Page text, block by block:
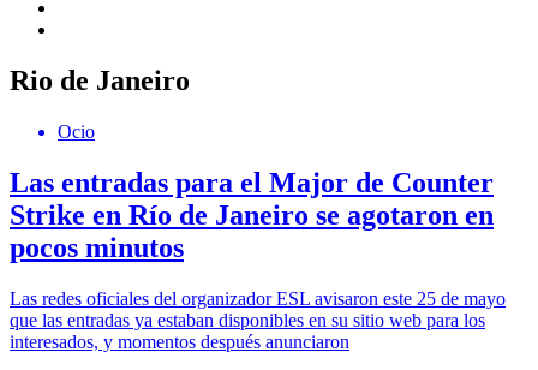
Rio de Janeiro
Ocio
Las entradas para el Major de Counter
Strike en Río de Janeiro se agotaron en
pocos minutos
Las redes oficiales del organizador ESL avisaron este 25 de mayo
que las entradas ya estaban disponibles en su sitio web para los
interesados, y momentos después anunciaron